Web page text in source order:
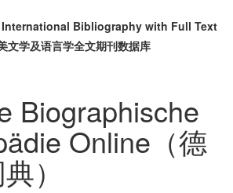
International Bibliography with Full Text
文学及语言学全文期刊数据库
Biographische
Online（德
）